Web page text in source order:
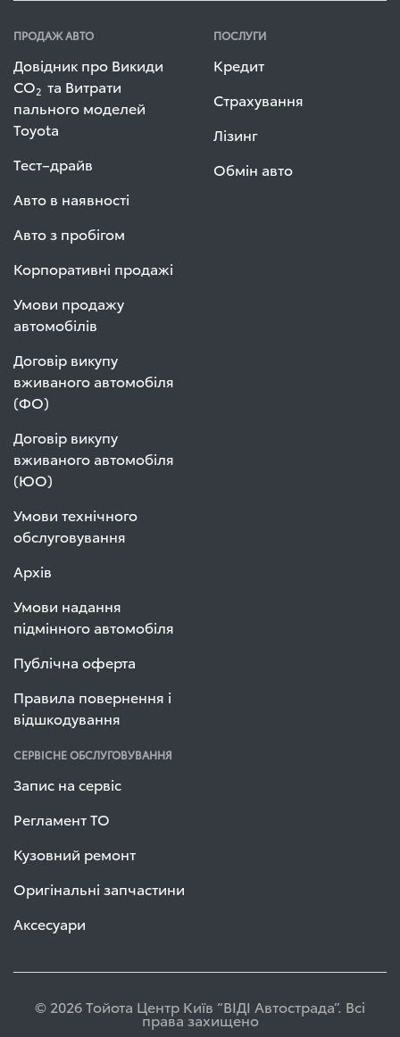
ПРОДАЖ АВТО
Довідник про Викиди
СО2 та Витрати
пального моделей
Toyota
Тест–драйв
Авто в наявності
Авто з пробігом
Корпоративні продажі
Умови продажу
автомобілів
Договір викупу
вживаного автомобіля
(ФО)
Договір викупу
вживаного автомобіля
(ЮО)
Умови технічного
обслуговування
Архів
Умови надання
підмінного автомобіля
Публічна оферта
Правила повернення і
відшкодування
ПОСЛУГИ
Кредит
Страхування
Лізинг
Обмін авто
СЕРВІСНЕ ОБСЛУГОВУВАННЯ
Запис на сервіс
Регламент ТО
Кузовний ремонт
Оригінальні запчастини
Аксесуари
© 2026 Тойота Центр Київ “ВІДІ Автострада”. Всі
права захищено